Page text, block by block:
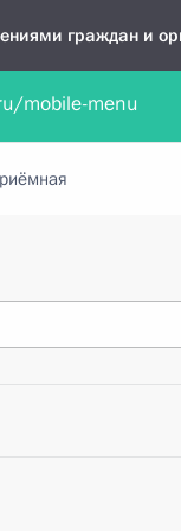
граждан и
Обратиться в
mobile-menu